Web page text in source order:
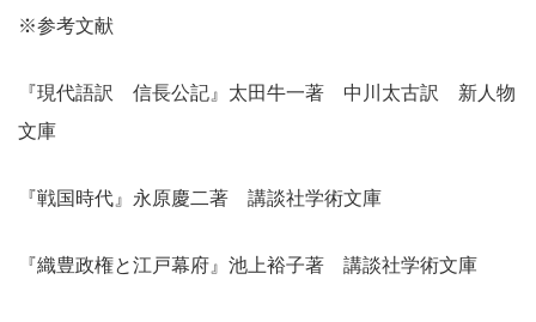
※参考文献
『現代語訳 信長公記』太田牛一著 中川太古訳 新人物
文庫
『戦国時代』永原慶二著 講談社学術文庫
『織豊政権と江戸幕府』池上裕子著 講談社学術文庫